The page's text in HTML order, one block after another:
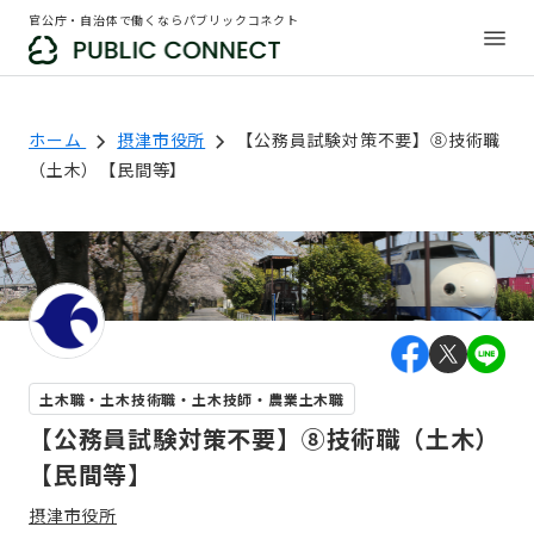
官公庁・自治体で働くならパブリックコネクト
ホーム 摂津市役所
【公務員試験対策不要】⑧技術職
（土木）【民間等】
土木職・土木技術職・土木技師・農業土木職
【公務員試験対策不要】⑧技術職（土木）
【民間等】
摂津市役所